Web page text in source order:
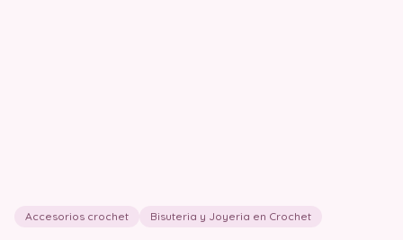
Accesorios crochet Bisuteria y Joyeria en Crochet